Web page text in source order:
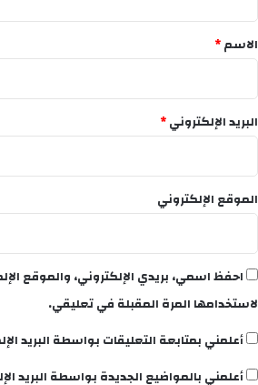
*
الاسم*
البريد الإلكتروني*
الموقع الإلكتروني
احفظ اسمي، بريدي الإلكتروني، والموقع
لاستخدامها المرة المقبلة في تعليقي.
أعلمني بمتابعة التعليقات بواسطة البريد
أعلمني بالمواضيع الجديدة بواسطة البريد